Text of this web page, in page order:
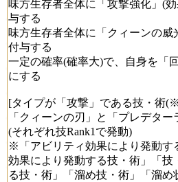
味方生存者全体に「攻撃強化」(
与する
味方生存者全体に「クィーンの威
付与する
一定の確率(確率大)で、自身を「
にする
[タイプが「攻撃」である技・術
「クィーンの刃」と「プレデタ
(それぞれ技Rank1で発動)
※「アビリティ効果により発動す
効果により発動する技・術」「技
る技・術」「溜め技・術」「溜め